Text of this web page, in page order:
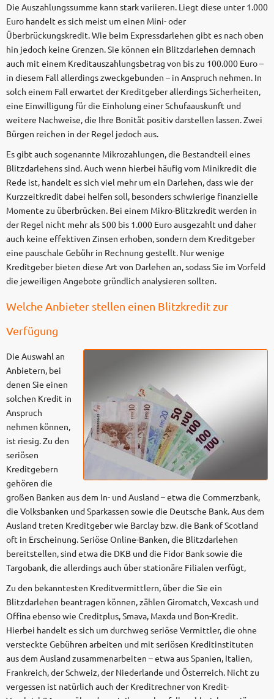
Die Auszahlungssumme kann stark variieren. Liegt diese unter 1.000
Euro handelt es sich meist um einen Mini- oder
Überbrückungskredit. Wie beim Expressdarlehen gibt es nach oben
hin jedoch keine Grenzen. Sie können ein Blitzdarlehen demnach
auch mit einem Kreditauszahlungsbetrag von bis zu 100.000 Euro –
in diesem Fall allerdings zweckgebunden – in Anspruch nehmen. In
solch einem Fall erwartet der Kreditgeber allerdings Sicherheiten,
eine Einwilligung für die Einholung einer Schufaauskunft und
weitere Nachweise, die Ihre Bonität positiv darstellen lassen. Zwei
Bürgen reichen in der Regel jedoch aus.
Es gibt auch sogenannte Mikrozahlungen, die Bestandteil eines
Blitzdarlehens sind. Auch wenn hierbei häufig vom Minikredit die
Rede ist, handelt es sich viel mehr um ein Darlehen, dass wie der
Kurzzeitkredit dabei helfen soll, besonders schwierige finanzielle
Momente zu überbrücken. Bei einem Mikro-Blitzkredit werden in
der Regel nicht mehr als 500 bis 1.000 Euro ausgezahlt und daher
auch keine effektiven Zinsen erhoben, sondern dem Kreditgeber
eine pauschale Gebühr in Rechnung gestellt. Nur wenige
Kreditgeber bieten diese Art von Darlehen an, sodass Sie im Vorfeld
die jeweiligen Angebote gründlich analysieren sollten.
Welche Anbieter stellen einen Blitzkredit zur
Verfügung
Die Auswahl an
Anbietern, bei
denen Sie einen
solchen Kredit in
Anspruch
nehmen können,
ist riesig. Zu den
seriösen
Kreditgebern
gehören die
großen Banken aus dem In- und Ausland – etwa die Commerzbank,
die Volksbanken und Sparkassen sowie die Deutsche Bank. Aus dem
Ausland treten Kreditgeber wie Barclay bzw. die Bank of Scotland
oft in Erscheinung. Seriöse Online-Banken, die Blitzdarlehen
bereitstellen, sind etwa die DKB und die Fidor Bank sowie die
Targobank, die allerdings auch über stationäre Filialen verfügt,
Zu den bekanntesten Kreditvermittlern, über die Sie ein
Blitzdarlehen beantragen können, zählen Giromatch, Vexcash und
Offina ebenso wie Creditplus, Smava, Maxda und Bon-Kredit.
Hierbei handelt es sich um durchweg seriöse Vermittler, die ohne
versteckte Gebühren arbeiten und mit seriösen Kreditinstituten
aus dem Ausland zusammenarbeiten – etwa aus Spanien, Italien,
Frankreich, der Schweiz, der Niederlande und Österreich. Nicht zu
vergessen ist natürlich auch der Kreditrechner von Kredit-